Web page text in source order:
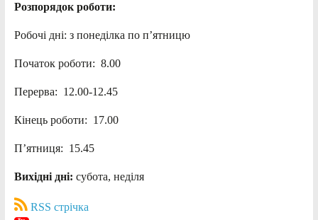
Розпорядок роботи:
Робочі дні: з понеділка по п’ятницю
Початок роботи: 8.00
Перерва: 12.00-12.45
Кінець роботи: 17.00
П’ятниця: 15.45
Вихідні дні: субота, неділя
RSS стрічка